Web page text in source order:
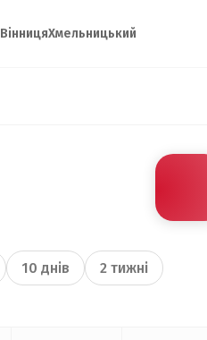
ВінницяХмельницький
10 днів 2 тижні